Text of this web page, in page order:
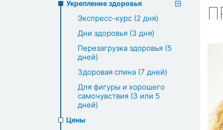
Укрепление
Preventive
healthcare
Укрепление здоровья
Экспресс-курс (2 дня)
Дни здоровья (3 дня)
Перезагрузка здоровья (5
дней)
Здоровая спина (7 дней)
Для фигуры и хорошего
самочувствия (3 или 5
дней)
Цены